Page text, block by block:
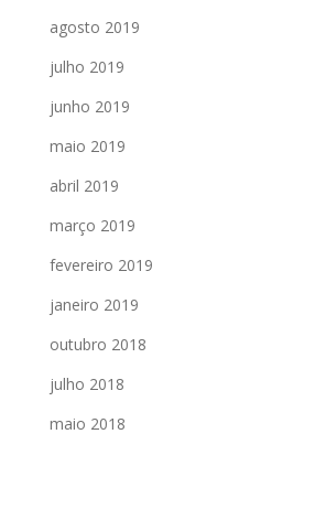
agosto 2019
julho 2019
junho 2019
maio 2019
abril 2019
março 2019
fevereiro 2019
janeiro 2019
outubro 2018
julho 2018
maio 2018